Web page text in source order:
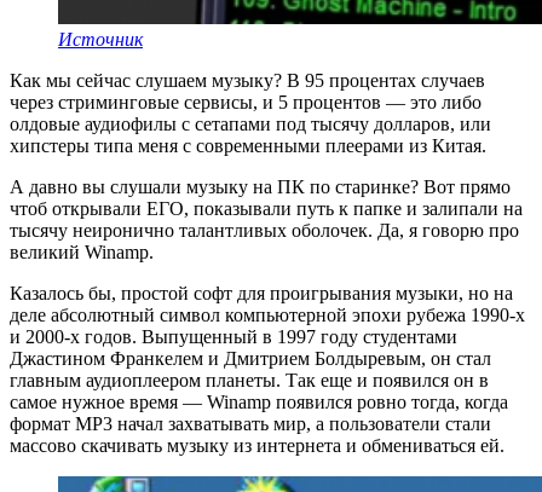
Источник
Как мы сейчас слушаем музыку? В 95 процентах случаев
через стриминговые сервисы, и 5 процентов — это либо
олдовые аудиофилы с сетапами под тысячу долларов, или
хипстеры типа меня с современными плеерами из Китая.
А давно вы слушали музыку на ПК по старинке? Вот прямо
чтоб открывали ЕГО, показывали путь к папке и залипали на
тысячу неиронично талантливых оболочек. Да, я говорю про
великий Winamp.
Казалось бы, простой софт для проигрывания музыки, но на
деле абсолютный символ компьютерной эпохи рубежа 1990-х
и 2000-х годов. Выпущенный в 1997 году студентами
Джастином Франкелем и Дмитрием Болдыревым, он стал
главным аудиоплеером планеты. Так еще и появился он в
самое нужное время — Winamp появился ровно тогда, когда
формат MP3 начал захватывать мир, а пользователи стали
массово скачивать музыку из интернета и обмениваться ей.